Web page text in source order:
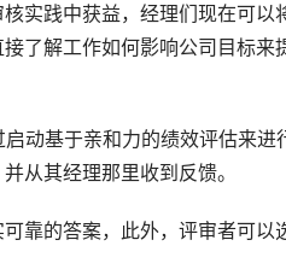
实践中获益，经理们现在可以
了解工作如何影响公司目标
动基于亲和力的绩效评估来
从其经理那里收到反馈。
靠的答案，此外，评审者可